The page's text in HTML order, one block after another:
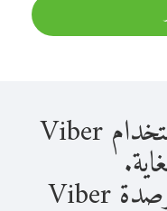
الاتصال على مالي باستخدام Viber
بمجرد حصولك على أرصدة Viber